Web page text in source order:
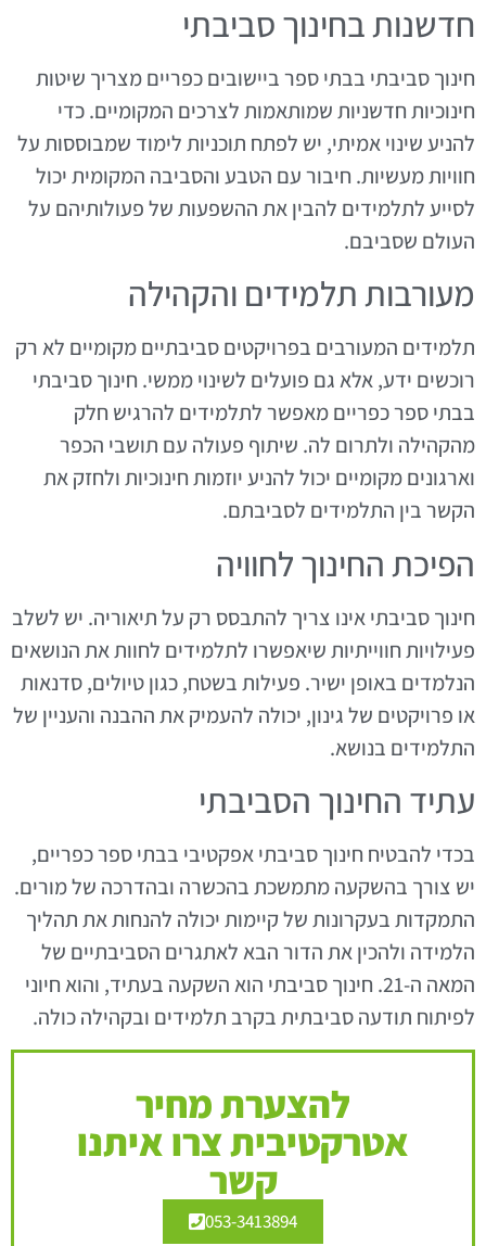
חדשנות בחינוך סביבתי
חינוך סביבתי בבתי ספר ביישובים כפריים מצריך שיטות
חינוכיות חדשניות שמותאמות לצרכים המקומיים. כדי
להניע שינוי אמיתי, יש לפתח תוכניות לימוד שמבוססות על
חוויות מעשיות. חיבור עם הטבע והסביבה המקומית יכול
לסייע לתלמידים להבין את ההשפעות של פעולותיהם על
העולם שסביבם.
מעורבות תלמידים והקהילה
תלמידים המעורבים בפרויקטים סביבתיים מקומיים לא רק
רוכשים ידע, אלא גם פועלים לשינוי ממשי. חינוך סביבתי
בבתי ספר כפריים מאפשר לתלמידים להרגיש חלק
מהקהילה ולתרום לה. שיתוף פעולה עם תושבי הכפר
וארגונים מקומיים יכול להניע יוזמות חינוכיות ולחזק את
הקשר בין התלמידים לסביבתם.
הפיכת החינוך לחוויה
חינוך סביבתי אינו צריך להתבסס רק על תיאוריה. יש לשלב
פעילויות חווייתיות שיאפשרו לתלמידים לחוות את הנושאים
הנלמדים באופן ישיר. פעילות בשטח, כגון טיולים, סדנאות
או פרויקטים של גינון, יכולה להעמיק את ההבנה והעניין של
התלמידים בנושא.
עתיד החינוך הסביבתי
בכדי להבטיח חינוך סביבתי אפקטיבי בבתי ספר כפריים,
יש צורך בהשקעה מתמשכת בהכשרה ובהדרכה של מורים.
התמקדות בעקרונות של קיימות יכולה להנחות את תהליך
הלמידה ולהכין את הדור הבא לאתגרים הסביבתיים של
המאה ה-21. חינוך סביבתי הוא השקעה בעתיד, והוא חיוני
לפיתוח תודעה סביבתית בקרב תלמידים ובקהילה כולה.
להצערת מחיר
אטרקטיבית צרו איתנו
קשר
053-3413894